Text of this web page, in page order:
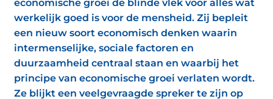
economische groei de blinde vlek voor alles wat
werkelijk goed is voor de mensheid. Zij bepleit
een nieuw soort economisch denken waarin
intermenselijke, sociale factoren en
duurzaamheid centraal staan en waarbij het
principe van economische groei verlaten wordt.
Ze blijkt een veelgevraagde spreker te zijn op